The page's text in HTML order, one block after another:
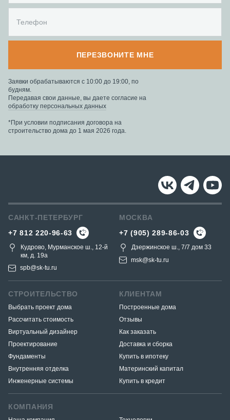
ПЕРЕЗВОНИТЕ МНЕ
Заявки обрабатываются с 10:00 до 19:00, по
будням.
Передавая свои данные, вы даете согласие на
обработку персональных данных
*При условии подписания договора на
строительство дома до 1 мая 2026 года.
САНКТ-ПЕТЕРБУРГ
+7 812 220-96-63
Кудрово, Мурманское ш., 12-й
км, д. 19a
spb@sk-tu.ru
МОСКВА
+7 (905) 289-86-03
Дзержинское ш., 7/7 дом 33
msk@sk-tu.ru
СТРОИТЕЛЬСТВО
Выбрать проект дома
Рассчитать стоимость
Виртуальный дизайнер
Проектирование
Фундаменты
Внутренняя отделка
Инженерные системы
КЛИЕНТАМ
Построенные дома
Отзывы
Как заказать
Доставка и сборка
Купить в ипотеку
Материнский капитал
Купить в кредит
КОМПАНИЯ